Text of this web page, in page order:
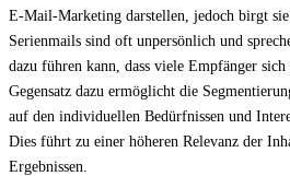
E-Mail-Marketing darstellen, jedoch birgt sie
Serienmails sind oft unpersönlich und
dazu führen kann, dass viele Empfänger
Gegensatz dazu ermöglicht die
auf den individuellen Bedürfnissen und
Dies führt zu einer höheren Relevanz der
Ergebnissen.